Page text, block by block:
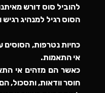
להוביל סוס דורש
הסוס רגיל למנהיג
כחיות נטרפות,
אי התאמות.
כאשר הם מזהים אי
חוסר וודאות, ותסכול,